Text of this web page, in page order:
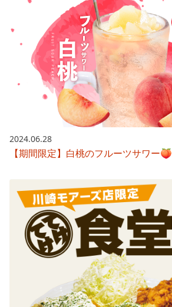
2024.06.28
【期間限定】白桃のフルーツサワー🍑